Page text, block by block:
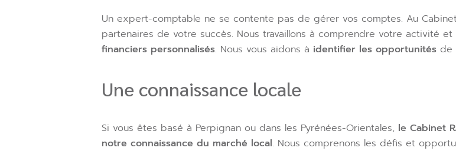
Un expert-comptable ne se contente pas de gérer vos comptes. Au
partenaires de votre succès. Nous travaillons à comprendre votre activité
financiers personnalisés. Nous vous aidons à identifier les opportunités de
Une connaissance locale
Si vous êtes basé à Perpignan ou dans les Pyrénées-Orientales, le Cabinet
notre connaissance du marché local. Nous comprenons les défis et